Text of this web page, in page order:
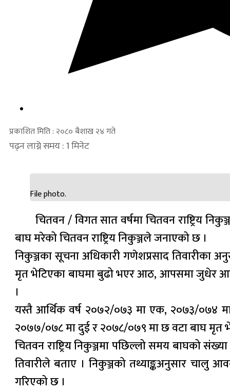
प्रकाशित मिति : २०८० बैशाख २४ गते
पढ्न लाग्ने समय : 1 मिनेट
File photo.
चितवन / विगत सात वर्षमा चितवन राष्ट्रिय
बाघ मरेको चितवन राष्ट्रिय निकुञ्जले जनाएको छ ।
निकुञ्जका सूचना अधिकारी गणेशप्रसाद
मृत भेटिएका बाघमा बुढो भएर आठ, आपसमा जुधेर
।
यस्तै आर्थिक वर्ष २०७२/०७३ मा एक, २०७३/०७४
२०७७/०७८ मा दुई र २०७८/०७९ मा छ वटा बाघ
चितवन राष्ट्रिय निकुञ्जमा पछिल्लो समय बाघको
तिवारीले बताए । निकुञ्जको तथ्याङ्कअनुसार चालु
गरिएको छ ।